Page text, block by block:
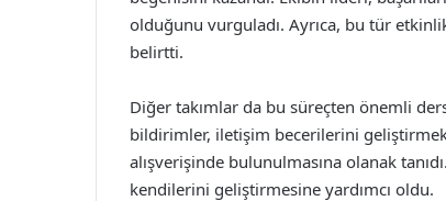
olduğunu vurguladı. Ayrıca, bu tür
belirtti.
Diğer takımlar da bu süreçten önemli
bildirimler, iletişim becerilerini
alışverişinde bulunulmasına olanak
kendilerini geliştirmesine yardımcı oldu.